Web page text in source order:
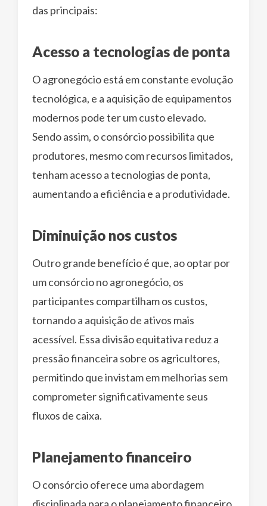
das principais:
Acesso a tecnologias de ponta
O agronegócio está em constante evolução
tecnológica, e a aquisição de equipamentos
modernos pode ter um custo elevado.
Sendo assim, o consórcio possibilita que
produtores, mesmo com recursos limitados,
tenham acesso a tecnologias de ponta,
aumentando a eficiência e a produtividade.
Diminuição nos custos
Outro grande benefício é que, ao optar por
um consórcio no agronegócio, os
participantes compartilham os custos,
tornando a aquisição de ativos mais
acessível. Essa divisão equitativa reduz a
pressão financeira sobre os agricultores,
permitindo que invistam em melhorias sem
comprometer significativamente seus
fluxos de caixa.
Planejamento financeiro
O consórcio oferece uma abordagem